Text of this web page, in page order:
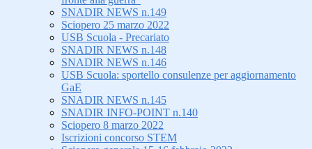
SNADIR NEWS n.149
Sciopero 25 marzo 2022
USB Scuola - Precariato
SNADIR NEWS n.148
SNADIR NEWS n.146
USB Scuola: sportello consulenze per aggiornamento
GaE
SNADIR NEWS n.145
SNADIR INFO-POINT n.140
Sciopero 8 marzo 2022
Iscrizioni concorso STEM